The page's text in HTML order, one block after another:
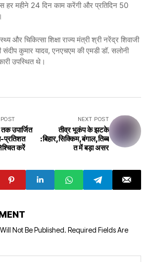
हर महीने 24 दिन काम करेंगी और प्रतिदिन 50
और चिकित्सा शिक्षा राज्य मंत्री श्री नरेंद्र शिवाजी
कुमार यादव, एनएचएम की एमडी डॉ. सलोनी
उपस्थित थे।
उपार्जित
प्रतिशत
करें
NEXT POST
तीव्र भूकंप के झटके
:बिहार,सिक्किम,बंगाल,तिब्ब
त में बड़ा असर
Not Be Published. Required Fields Are